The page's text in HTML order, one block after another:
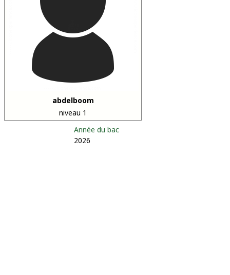
abdelboom
niveau 1
Année du bac
2026